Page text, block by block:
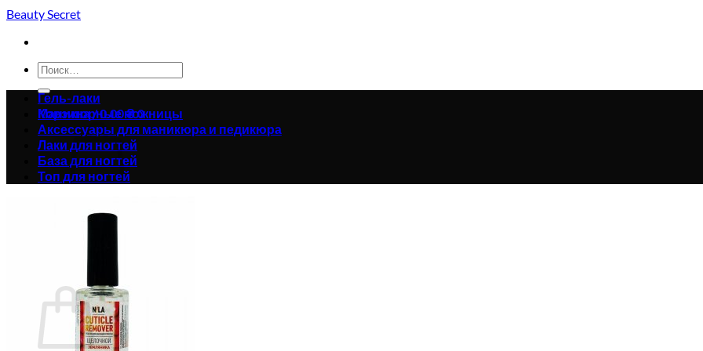
Skip
content
Beauty Secret
Искать:
Корзина /0.00₴0
Вернуться в магазин
Гель-лаки
Маникюрные ножницы
Аксессуары для маникюра и педикюра
Лаки для ногтей
База для ногтей
Топ для ногтей